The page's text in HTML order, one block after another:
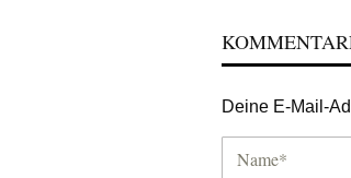
Deine E-Mail-